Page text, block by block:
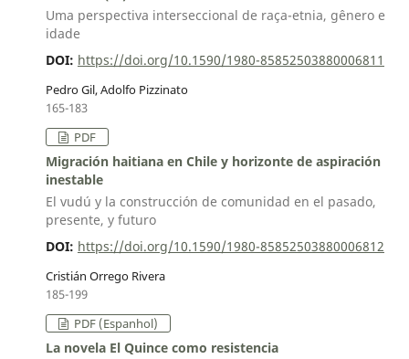
Uma perspectiva interseccional de raça-etnia, gênero e
idade
DOI: https://doi.org/10.1590/1980-85852503880006811
Pedro Gil, Adolfo Pizzinato
165-183
PDF
Migración haitiana en Chile y horizonte de aspiración
inestable
El vudú y la construcción de comunidad en el pasado,
presente, y futuro
DOI: https://doi.org/10.1590/1980-85852503880006812
Cristián Orrego Rivera
185-199
PDF (Espanhol)
La novela El Quince como resistencia